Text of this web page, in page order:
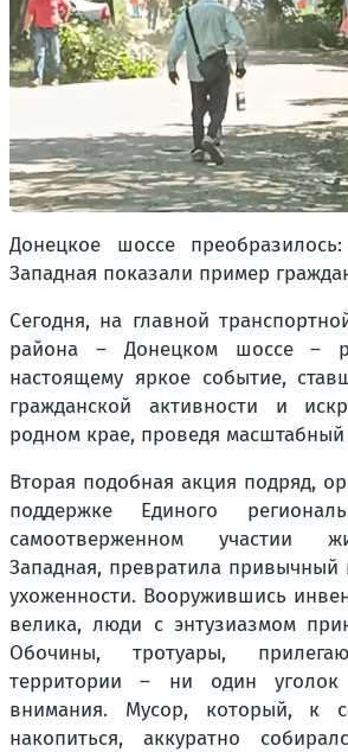
Донецкое шоссе
Западная показали пример
Сегодня, на главной
района – Донецком шоссе –
настоящему яркое событие,
гражданской активности и
родном крае, проведя масштабный
Вторая подобная акция подряд,
поддержке Единого
самоотверженном участии
Западная, превратила
ухоженности. Вооружившись
велика, люди с энтузиазмом
Обочины, тротуары,
территории – ни один
внимания. Мусор, который, к
накопиться, аккуратно